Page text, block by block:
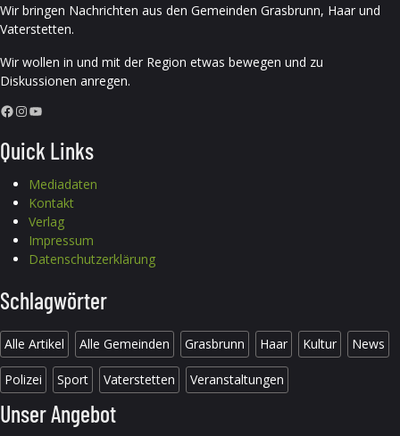
Wir bringen Nachrichten aus den Gemeinden Grasbrunn, Haar und
Vaterstetten.
Wir wollen in und mit der Region etwas bewegen und zu
Diskussionen anregen.
Facebook InstagramYouTube
Quick Links
Mediadaten
Kontakt
Verlag
Impressum
Datenschutzerklärung
Schlagwörter
Alle Artikel Alle Gemeinden Grasbrunn Haar Kultur News
Polizei Sport Vaterstetten Veranstaltungen
Unser Angebot